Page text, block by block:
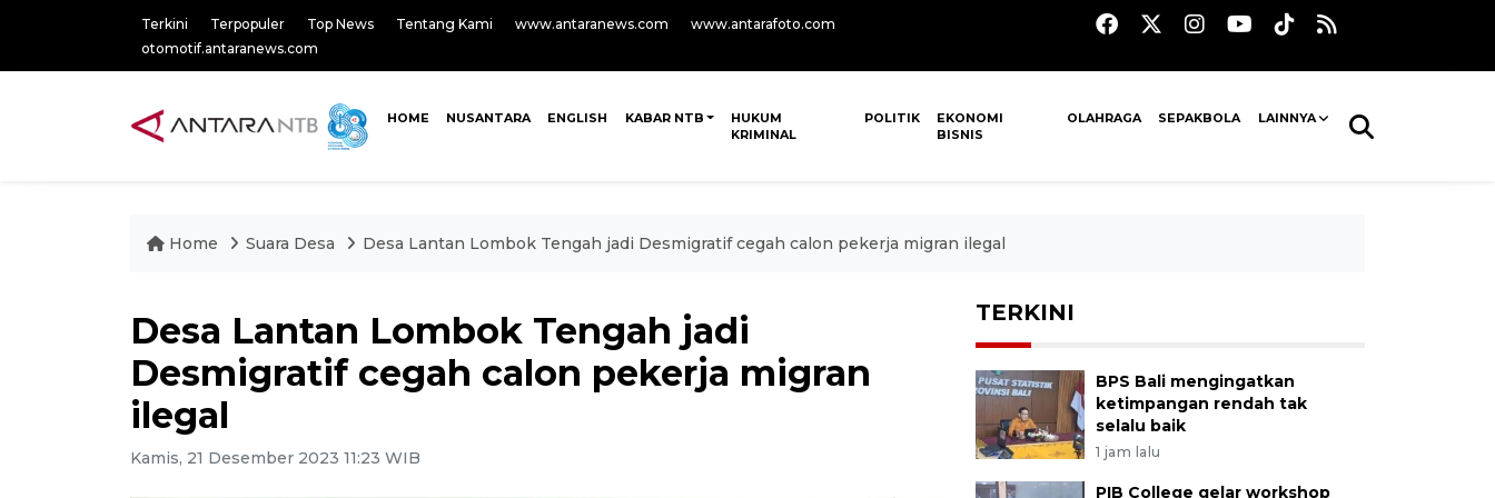
Terkini Terpopuler Top News Tentang Kami www.antaranews.com
www.antarafoto.com
otomotif.antaranews.com
HOME NUSANTARA ENGLISH KABAR NTB
HUKUM
KRIMINAL
POLITIK
EKONOMI
BISNIS
OLAHRAGA SEPAKBOLA LAINNYA
Home Suara Desa Desa Lantan Lombok Tengah jadi Desmigratif cegah calon pekerja migran ilegal
Desa Lantan Lombok Tengah jadi
Desmigratif cegah calon pekerja migran
ilegal
Kamis, 21 Desember 2023 11:23 WIB
TERKINI
BPS Bali mengingatkan
ketimpangan rendah tak
selalu baik
1 jam lalu
PIB College gelar workshop